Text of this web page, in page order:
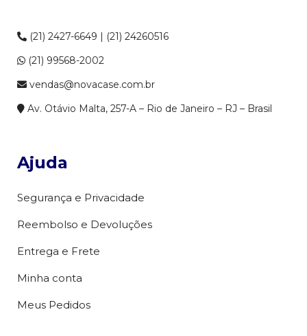
(21) 2427-6649 | (21) 24260516
(21) 99568-2002
vendas@novacase.com.br
Av. Otávio Malta, 257-A – Rio de Janeiro – RJ – Brasil
Ajuda
Segurança e Privacidade
Reembolso e Devoluções
Entrega e Frete
Minha conta
Meus Pedidos